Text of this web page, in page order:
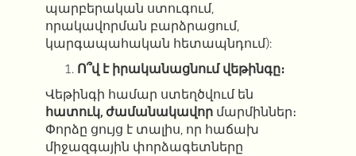
պարբերական ստուգում,
որակավորման բարձրացում,
կարգապահական հետապնդում):
Ո՞վ է իրականացնում վեթինգը։
Վեթինգի համար ստեղծվում են
հատուկ, ժամանակավորմարմիններ։
Փորձը ցույց է տալիս, որ հաճախ
միջազգային փորձագետները